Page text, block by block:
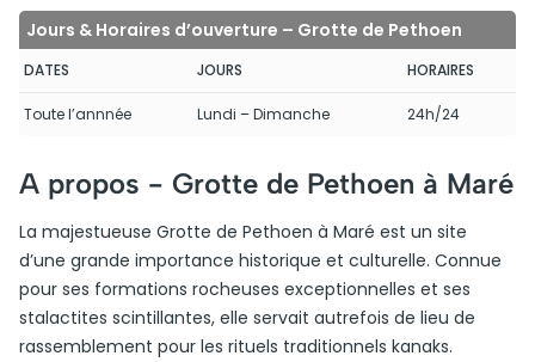
Jours & Horaires d’ouverture – Grotte de Pethoen
DATES JOURS HORAIRES
Toute l’annnée Lundi – Dimanche 24h/24
A propos - Grotte de Pethoen à Maré
La majestueuse Grotte de Pethoen à Maré est un site
d’une grande importance historique et culturelle. Connue
pour ses formations rocheuses exceptionnelles et ses
stalactites scintillantes, elle servait autrefois de lieu de
rassemblement pour les rituels traditionnels kanaks.